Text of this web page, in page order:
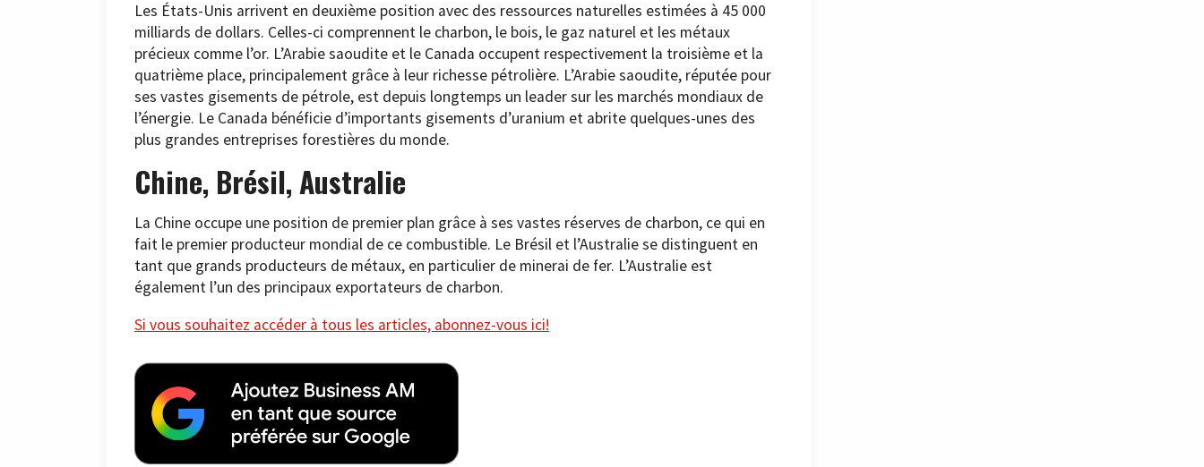
Les États-Unis arrivent en deuxième position avec des ressources naturelles estimées à 45 000
milliards de dollars. Celles-ci comprennent le charbon, le bois, le gaz naturel et les métaux
précieux comme l’or. L’Arabie saoudite et le Canada occupent respectivement la troisième et la
quatrième place, principalement grâce à leur richesse pétrolière. L’Arabie saoudite, réputée pour
ses vastes gisements de pétrole, est depuis longtemps un leader sur les marchés mondiaux de
l’énergie. Le Canada bénéficie d’importants gisements d’uranium et abrite quelques-unes des
plus grandes entreprises forestières du monde.
Chine, Brésil, Australie
La Chine occupe une position de premier plan grâce à ses vastes réserves de charbon, ce qui en
fait le premier producteur mondial de ce combustible. Le Brésil et l’Australie se distinguent en
tant que grands producteurs de métaux, en particulier de minerai de fer. L’Australie est
également l’un des principaux exportateurs de charbon.
Si vous souhaitez accéder à tous les articles, abonnez-vous ici!